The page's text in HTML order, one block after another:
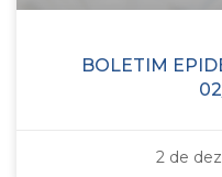
BOLETIM
2 de